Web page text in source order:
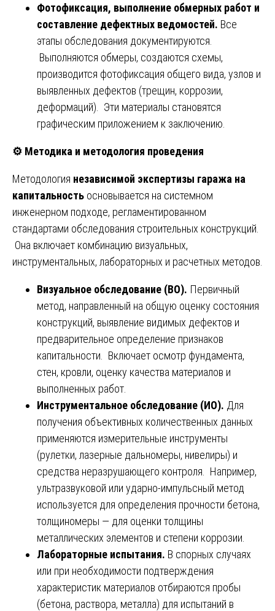
Фотофиксация, выполнение обмерных работ и
составление дефектных ведомостей. Все
этапы обследования документируются.
Выполняются обмеры, создаются схемы,
производится фотофиксация общего вида, узлов и
выявленных дефектов (трещин, коррозии,
деформаций). Эти материалы становятся
графическим приложением к заключению.
⚙️ Методика и методология проведения
Методология независимой экспертизы гаража на
капитальность основывается на системном
инженерном подходе, регламентированном
стандартами обследования строительных конструкций.
Она включает комбинацию визуальных,
инструментальных, лабораторных и расчетных методов.
Визуальное обследование (ВО). Первичный
метод, направленный на общую оценку состояния
конструкций, выявление видимых дефектов и
предварительное определение признаков
капитальности. Включает осмотр фундамента,
стен, кровли, оценку качества материалов и
выполненных работ.
Инструментальное обследование (ИО). Для
получения объективных количественных данных
применяются измерительные инструменты
(рулетки, лазерные дальномеры, нивелиры) и
средства неразрушающего контроля. Например,
ультразвуковой или ударно-импульсный метод
используется для определения прочности бетона,
толщиномеры — для оценки толщины
металлических элементов и степени коррозии.
Лабораторные испытания. В спорных случаях
или при необходимости подтверждения
характеристик материалов отбираются пробы
(бетона, раствора, металла) для испытаний в